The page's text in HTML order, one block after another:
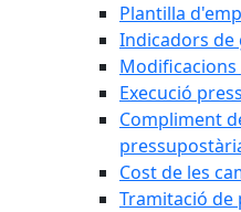
Plantilla
Indicadors de
Execució
Compliment
Cost de les
Tramitació de